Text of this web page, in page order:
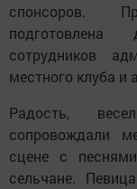
спонсоров.
сотрудников
местного клуба
Радость,
сопровождали
сцене с
сельчане.